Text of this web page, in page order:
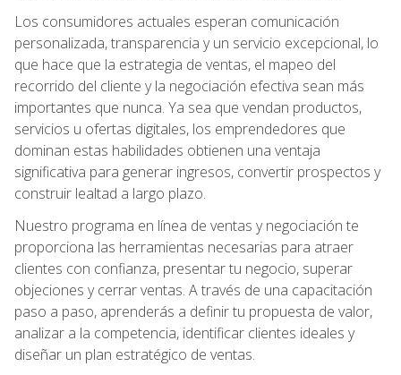
Los consumidores actuales esperan comunicación
personalizada, transparencia y un servicio excepcional, lo
que hace que la estrategia de ventas, el mapeo del
recorrido del cliente y la negociación efectiva sean más
importantes que nunca. Ya sea que vendan productos,
servicios u ofertas digitales, los emprendedores que
dominan estas habilidades obtienen una ventaja
significativa para generar ingresos, convertir prospectos y
construir lealtad a largo plazo.
Nuestro programa en línea de ventas y negociación te
proporciona las herramientas necesarias para atraer
clientes con confianza, presentar tu negocio, superar
objeciones y cerrar ventas. A través de una capacitación
paso a paso, aprenderás a definir tu propuesta de valor,
analizar a la competencia, identificar clientes ideales y
diseñar un plan estratégico de ventas.